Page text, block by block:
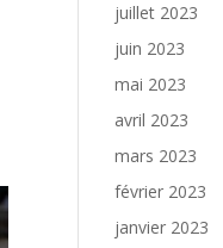
juillet 2023
juin 2023
mai 2023
avril 2023
mars 2023
février 2023
janvier 2023